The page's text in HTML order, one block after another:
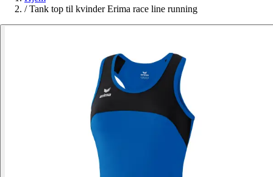
/ Tank top til kvinder Erima race line running